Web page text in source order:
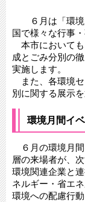
６月は「環境
国で様々な行事
本市においても
成とごみ分別の
実施します。
また、各環境セ
別に関する展示
環境月間イ
６月の環境月間
層の来場者が、
環境関連企業と
ネルギー・省エ
環境への配慮行